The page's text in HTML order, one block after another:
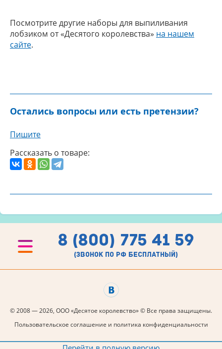
Посмотрите другие наборы для выпиливания
лобзиком от «Десятого королевства» на нашем
сайте.
Остались вопросы или есть претензии?
Пишите
Рассказать о товаре:
8 (800) 775 41 59
(звонок по рф бесплатный)
© 2008 — 2026, ООО «Десятое королевство» © Все права защищены.
Пользовательское соглашение и политика конфиденциальности